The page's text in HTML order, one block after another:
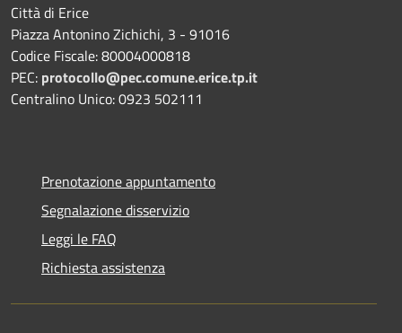
Città di Erice
Piazza Antonino Zichichi, 3 - 91016
Codice Fiscale: 80004000818
PEC: protocollo@pec.comune.erice.tp.it
Centralino Unico: 0923 502111
Prenotazione appuntamento
Segnalazione disservizio
Leggi le FAQ
Richiesta assistenza